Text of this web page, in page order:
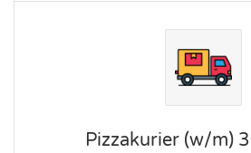
Pizzakurier (w/m)